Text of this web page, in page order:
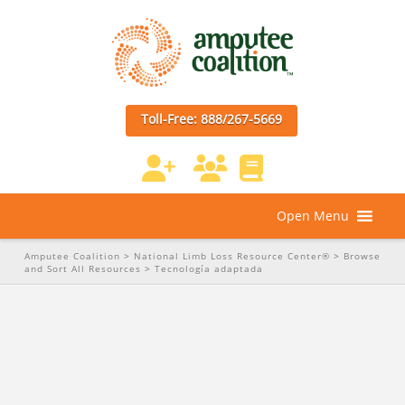
Toll-Free: 888/267-5669
Open Menu
Amputee Coalition > National Limb Loss Resource Center® > Browse
and Sort All Resources > Tecnología adaptada